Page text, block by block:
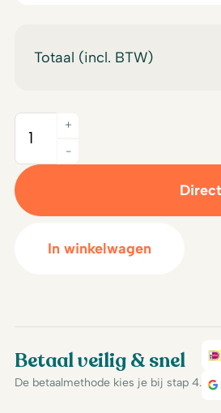
Totaal (incl. BTW)
Quantity
-
+
In winkelwagen
Betaal veilig & snel
De betaalmethode kies je bij stap 4.